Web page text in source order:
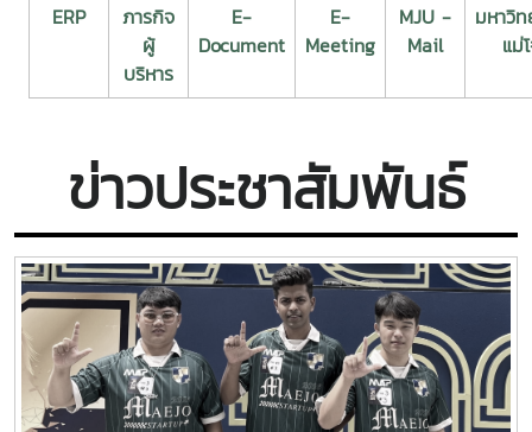
ERP
ภารกิจ
ผู้
บริหาร
E-
Document
E-
Meeting
MJU -
Mail
มหาวิ
แม่
ข่าวประชาสัมพันธ์